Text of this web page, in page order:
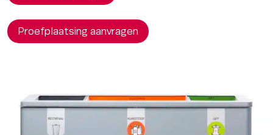
Proefplaatsing aanvragen